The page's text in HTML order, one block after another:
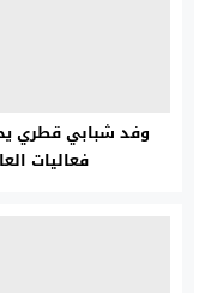
فعاليات